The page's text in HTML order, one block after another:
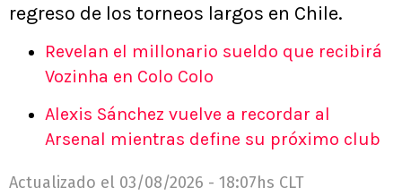
regreso de los torneos largos en Chile.
Revelan el millonario sueldo que recibirá
Vozinha en Colo Colo
Alexis Sánchez vuelve a recordar al
Arsenal mientras define su próximo club
Actualizado el 03/08/2026 - 18:07hs CLT